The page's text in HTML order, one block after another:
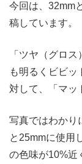
今回は、32mm
稿しています。
「ツヤ（グロ
も明るくビビッ
対して、「マッ
写真ではわかり
と25mmに使用
の色味が10%近